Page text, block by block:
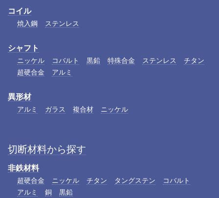
コイル
焼入鋼 ステンレス
シャフト
ニッケル コバルト 黒鉛 特殊合金 ステンレス
チタン
超硬合金
アルミ
異形材
アルミ ガラス 複合材 ニッケル
切断材料から探す
非鉄材料
超硬合金 ニッケル チタン タングステン
コバルト
アルミ
銅 黒鉛